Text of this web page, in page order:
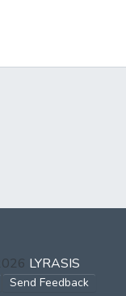
LYRASIS
Send Feedback